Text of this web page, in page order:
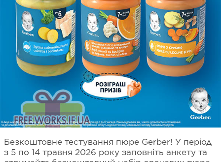
Безкоштовне тестування пюре Gerber! У період
з 5 по 14 травня 2026 року заповніть анкету та